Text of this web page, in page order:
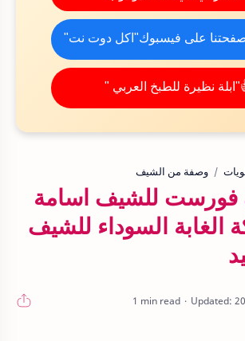
صفحتنا على فيسبوك"اكل دوت نت"
نظيرة للطبخ العربي "
وصفة من الشيف
فورست للشيف اسامة
الغابة السوداء للشيف
1 min read